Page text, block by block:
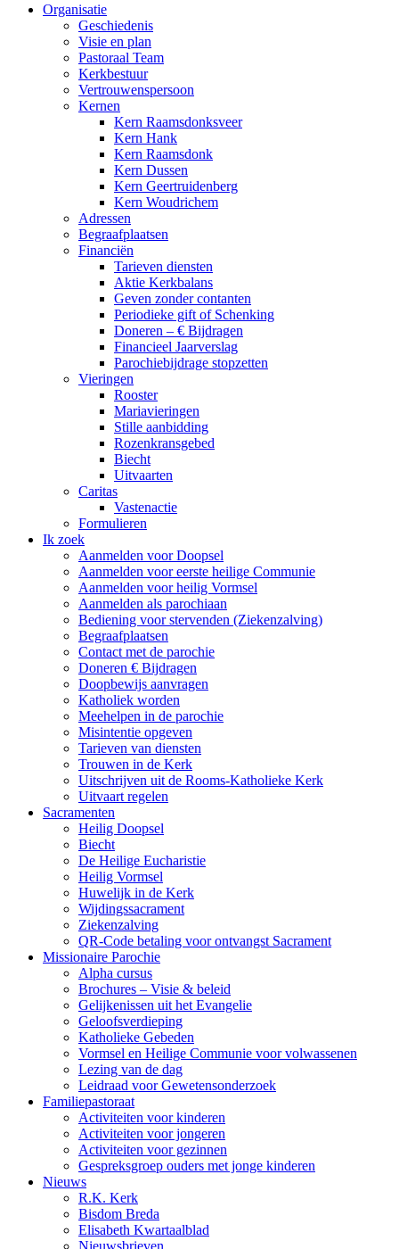
Organisatie
Geschiedenis
Visie en plan
Pastoraal Team
Kerkbestuur
Vertrouwenspersoon
Kernen
Kern Raamsdonksveer
Kern Hank
Kern Raamsdonk
Kern Dussen
Kern Geertruidenberg
Kern Woudrichem
Adressen
Begraafplaatsen
Financiën
Tarieven diensten
Aktie Kerkbalans
Geven zonder contanten
Periodieke gift of Schenking
Doneren – € Bijdragen
Financieel Jaarverslag
Parochiebijdrage stopzetten
Vieringen
Rooster
Mariavieringen
Stille aanbidding
Rozenkransgebed
Biecht
Uitvaarten
Caritas
Vastenactie
Formulieren
Ik zoek
Aanmelden voor Doopsel
Aanmelden voor eerste heilige Communie
Aanmelden voor heilig Vormsel
Aanmelden als parochiaan
Bediening voor stervenden (Ziekenzalving)
Begraafplaatsen
Contact met de parochie
Doneren € Bijdragen
Doopbewijs aanvragen
Katholiek worden
Meehelpen in de parochie
Misintentie opgeven
Tarieven van diensten
Trouwen in de Kerk
Uitschrijven uit de Rooms-Katholieke Kerk
Uitvaart regelen
Sacramenten
Heilig Doopsel
Biecht
De Heilige Eucharistie
Heilig Vormsel
Huwelijk in de Kerk
Wijdingssacrament
Ziekenzalving
QR-Code betaling voor ontvangst Sacrament
Missionaire Parochie
Alpha cursus
Brochures – Visie & beleid
Gelijkenissen uit het Evangelie
Geloofsverdieping
Katholieke Gebeden
Vormsel en Heilige Communie voor volwassenen
Lezing van de dag
Leidraad voor Gewetensonderzoek
Familiepastoraat
Activiteiten voor kinderen
Activiteiten voor jongeren
Activiteiten voor gezinnen
Gespreksgroep ouders met jonge kinderen
Nieuws
R.K. Kerk
Bisdom Breda
Elisabeth Kwartaalblad
Nieuwsbrieven